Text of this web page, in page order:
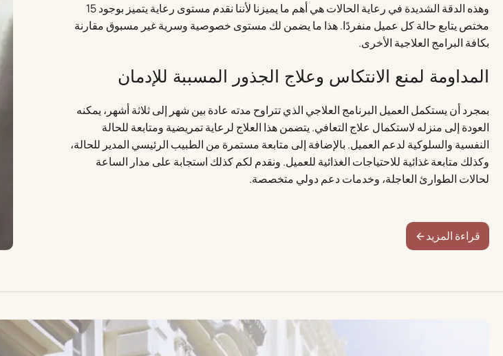
وهذه الدقة الشديدة في رعاية الحالات هي أهم ما يميزنا لأننا نقدم مستوى رعاية يتميز بوجود 15
مختص يتابع حالة كل عميل منفردًا. هذا ما يضمن لك مستوى خصوصية وسرية غير مسبوق مقارنة
بكافة البرامج العلاجية الأخرى.
المداومة لمنع الانتكاس وعلاج الجذور المسببة للإدمان
بمجرد أن يستكمل العميل البرنامج العلاجي الذي تتراوح مدته عادة بين شهر إلى ثلاثة أشهر، يمكنه
العودة إلى منزله لاستكمال علاج التعافي. يتضمن هذا العلاج لرعاية تمريضية ومتابعة للحالة
النفسية والسلوكية لدعم العميل. بالإضافة إلى متابعة مستمرة من الطبيب الرئيسي المدير للحالة،
وكذلك متابعة غذائية للاحتياجات الغذائية للعميل. ونقدم لكم كذلك استجابة على مدار الساعة
لحالات الطوارئ العاجلة، وخدمات دعم دولي متخصصة.
قراءة المزيد